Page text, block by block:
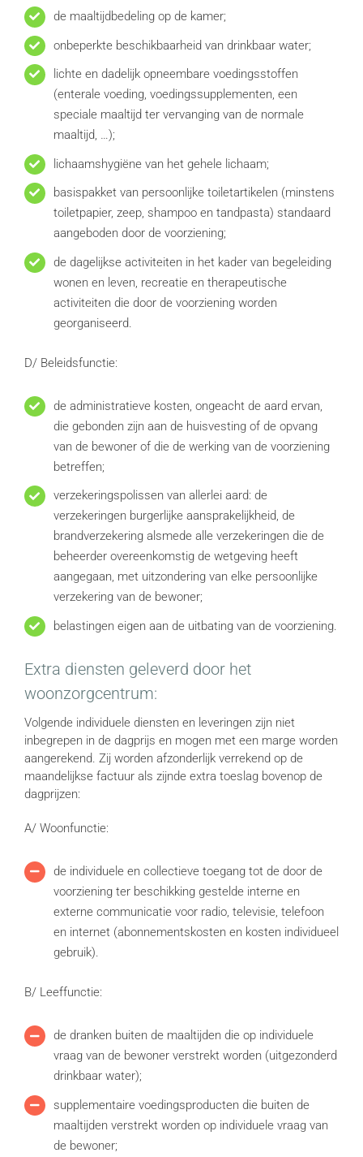
de maaltijdbedeling op de kamer;
onbeperkte beschikbaarheid van drinkbaar water;
lichte en dadelijk opneembare voedingsstoffen
(enterale voeding, voedingssupplementen, een
speciale maaltijd ter vervanging van de normale
maaltijd, …);
lichaamshygiëne van het gehele lichaam;
basispakket van persoonlijke toiletartikelen (minstens
toiletpapier, zeep, shampoo en tandpasta) standaard
aangeboden door de voorziening;
de dagelijkse activiteiten in het kader van begeleiding
wonen en leven, recreatie en therapeutische
activiteiten die door de voorziening worden
georganiseerd.
D/ Beleidsfunctie:
de administratieve kosten, ongeacht de aard ervan,
die gebonden zijn aan de huisvesting of de opvang
van de bewoner of die de werking van de voorziening
betreffen;
verzekeringspolissen van allerlei aard: de
verzekeringen burgerlijke aansprakelijkheid, de
brandverzekering alsmede alle verzekeringen die de
beheerder overeenkomstig de wetgeving heeft
aangegaan, met uitzondering van elke persoonlijke
verzekering van de bewoner;
belastingen eigen aan de uitbating van de voorziening.
Extra diensten geleverd door het
woonzorgcentrum:
Volgende individuele diensten en leveringen zijn niet
inbegrepen in de dagprijs en mogen met een marge worden
aangerekend. Zij worden afzonderlijk verrekend op de
maandelijkse factuur als zijnde extra toeslag bovenop de
dagprijzen:
A/ Woonfunctie:
de individuele en collectieve toegang tot de door de
voorziening ter beschikking gestelde interne en
externe communicatie voor radio, televisie, telefoon
en internet (abonnementskosten en kosten individueel
gebruik).
B/ Leeffunctie:
de dranken buiten de maaltijden die op individuele
vraag van de bewoner verstrekt worden (uitgezonderd
drinkbaar water);
supplementaire voedingsproducten die buiten de
maaltijden verstrekt worden op individuele vraag van
de bewoner;